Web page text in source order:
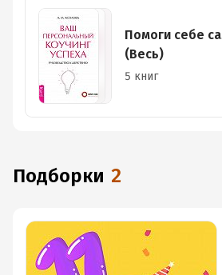
Помоги себе
(Весь)
5 книг
Подборки 2